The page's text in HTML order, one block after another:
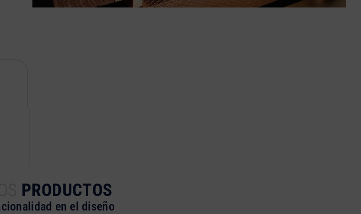
PRODUCTOS
en el diseño